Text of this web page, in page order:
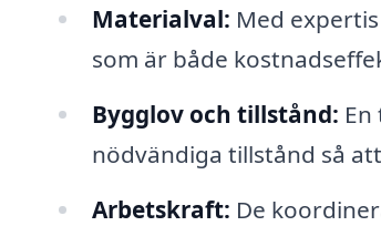
Materialval: Med
som är både
Bygglov och tillstånd:
nödvändiga tillstånd så
Arbetskraft: De